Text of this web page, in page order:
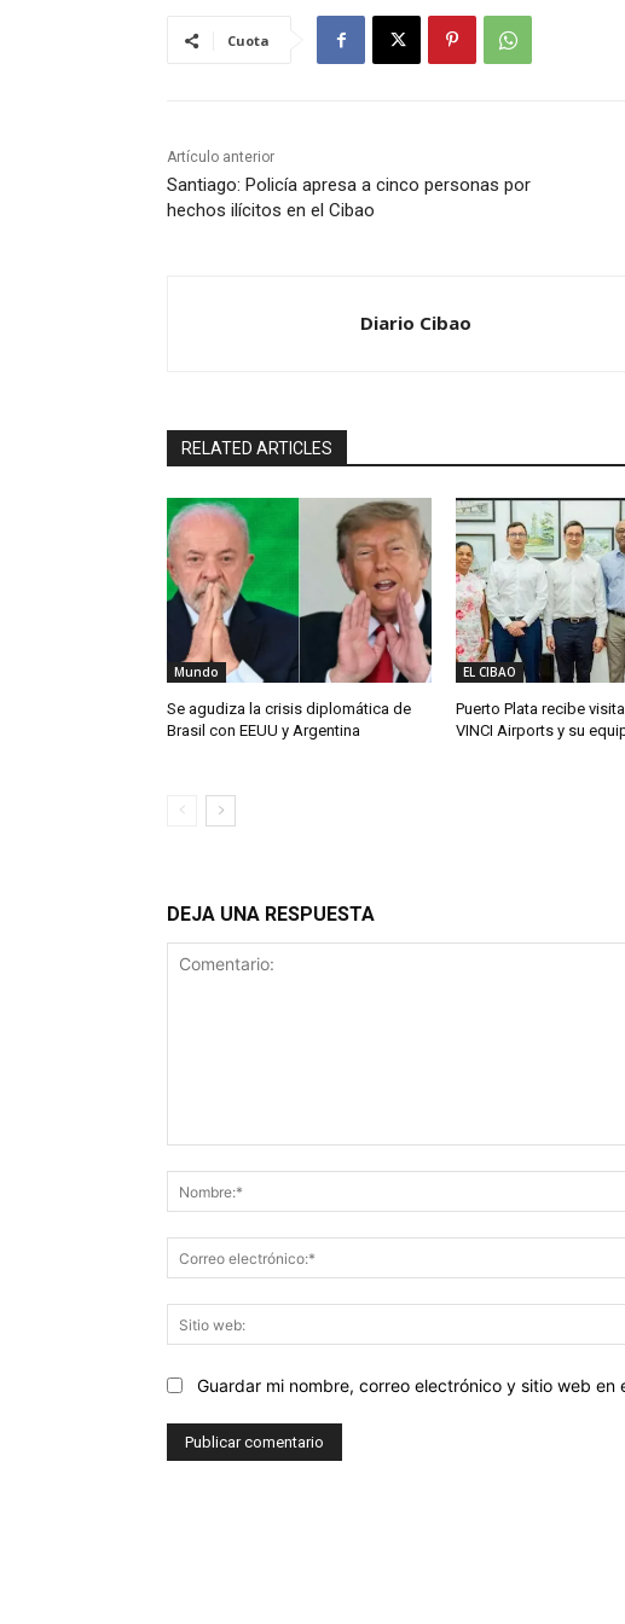
Cuota
Artículo anterior
Santiago: Policía apresa a cinco personas por
hechos ilícitos en el Cibao
Diario Cibao
RELATED ARTICLES
Mundo
Se agudiza la crisis diplomática de
Brasil con EEUU y Argentina
EL CIBAO
Puerto Plata recibe
VINCI Airports y su
DEJA UNA RESPUESTA
Guardar mi nombre, correo electrónico y sitio web